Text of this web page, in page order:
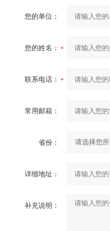
您的单位：
您的姓名：
联系电话：
常用邮箱：
省份：
详细地址：
补充说明：